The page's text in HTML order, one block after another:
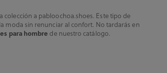
colección a pabloochoa.shoes. Este tipo de
moda sin renunciar al confort. No tardarás en
para hombre de nuestro catálogo.